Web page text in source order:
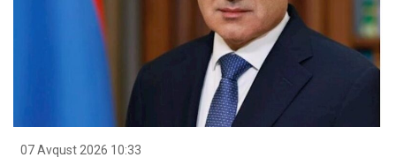
07 Avqust 2026 10:33